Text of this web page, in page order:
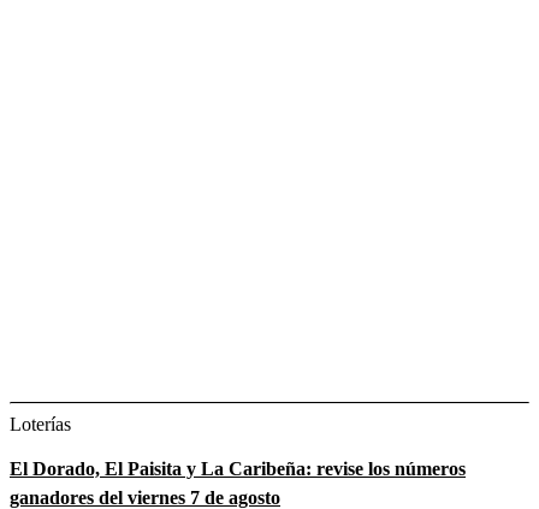
Loterías
El Dorado, El Paisita y La Caribeña: revise los números
ganadores del viernes 7 de agosto